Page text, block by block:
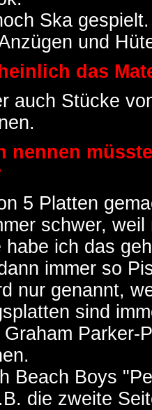
Ska
und
das
auch Stücke
nennen
5 Platten
schwer,
habe ich das
immer so
nur genannt,
sind
Parker-
Beach Boys
die zweite